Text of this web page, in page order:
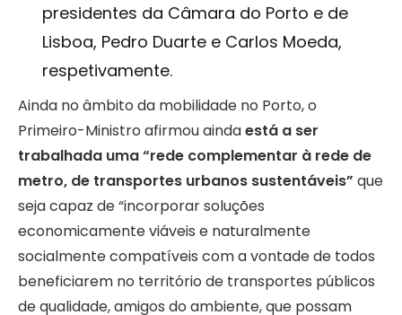
presidentes da Câmara do Porto e de
Lisboa, Pedro Duarte e Carlos Moeda,
respetivamente.
Ainda no âmbito da mobilidade no Porto, o
Primeiro-Ministro afirmou aindaestá a ser
trabalhada uma “rede complementar à rede de
metro, de transportes urbanos sustentáveis” que
seja capaz de “incorporar soluções
economicamente viáveis ​​e naturalmente
socialmente compatíveis com a vontade de todos
beneficiarem no território de transportes públicos
de qualidade, amigos do ambiente, que possam